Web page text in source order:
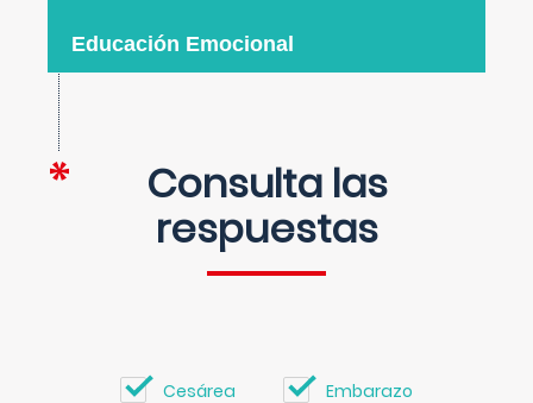
Educación Emocional
Consulta las
respuestas
Cesárea Embarazo